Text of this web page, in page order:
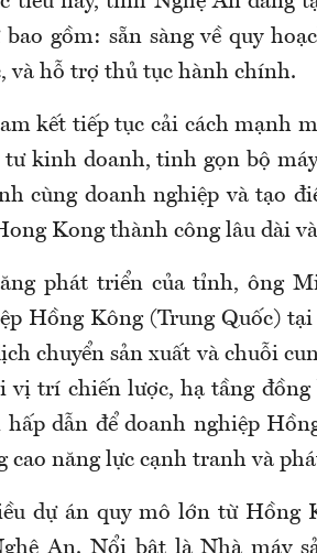
bao gồm: sẵn sàng về quy
và hỗ trợ thủ tục hành chính.
kết tiếp tục cải cách mạnh
kinh doanh, tinh gọn bộ
cùng doanh nghiệp và tạo
Kong thành công lâu dài
phát triển của tỉnh, ông
Hồng Kông (Trung Quốc)
chuyển sản xuất và chuỗi
vị trí chiến lược, hạ tầng đồng
dẫn để doanh nghiệp
cao năng lực cạnh tranh và
dự án quy mô lớn từ Hồng
An. Nổi bật là Nhà máy